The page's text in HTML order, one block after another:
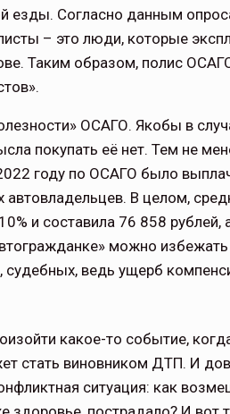
езды. Согласно данным
– это люди, которые
Таким образом, полис
ОСАГО. Якобы в
покупать её нет. Тем не
году по ОСАГО было
В целом,
и составила 76 858 рублей,
можно
ведь ущерб
какое-то событие,
стать виновником ДТП. И
ситуация: как